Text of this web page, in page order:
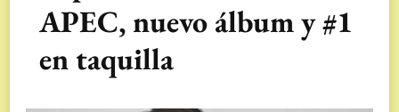
APEC, nuevo álbum y #1
en taquilla